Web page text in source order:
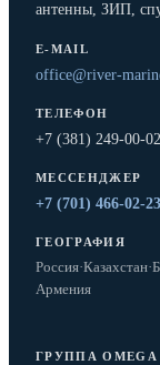
антенны, ЗИП,
E-MAIL
office@river-
ТЕЛЕФОН
+7 (381) 249-00-02
МЕССЕНДЖЕР
+7 (701) 466-02-23
ГЕОГРАФИЯ
Россия·Казахстан·
Армения
ГРУППА OMEGA